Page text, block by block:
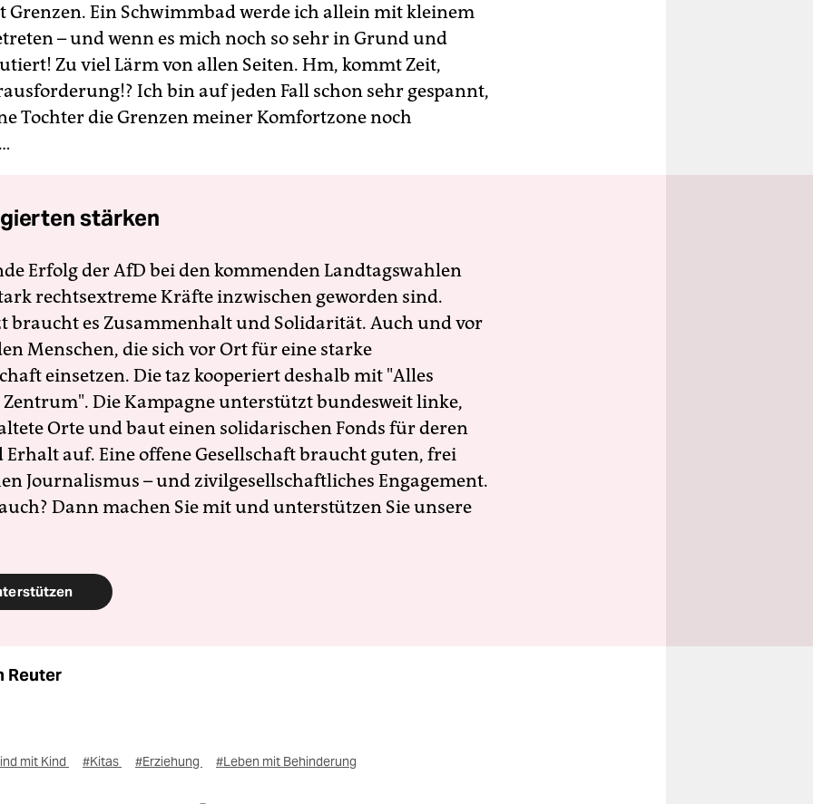
Grenzen. Ein Schwimmbad werde ich allein mit kleinem
– und wenn es mich noch so sehr in Grund und
Zu viel Lärm von allen Seiten. Hm, kommt Zeit,
Ich bin auf jeden Fall schon sehr gespannt,
Tochter die Grenzen meiner Komfortzone noch
stärken
Erfolg der AfD bei den kommenden Landtagswahlen
rechtsextreme Kräfte inzwischen geworden sind.
braucht es Zusammenhalt und Solidarität. Auch und vor
Menschen, die sich vor Ort für eine starke
einsetzen. Die taz kooperiert deshalb mit "Alles
Die Kampagne unterstützt bundesweit linke,
Orte und baut einen solidarischen Fonds für deren
Erhalt auf. Eine offene Gesellschaft braucht guten, frei
Journalismus – und zivilgesellschaftliches Engagement.
Dann machen Sie mit und unterstützen Sie unsere
Reuter
mit Kind #Kitas #Erziehung #Leben mit Behinderung